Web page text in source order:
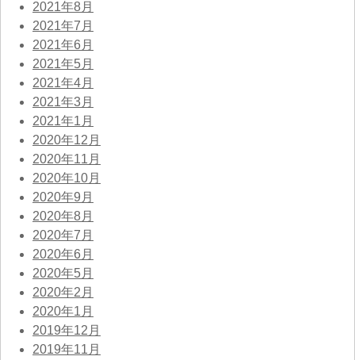
2021年8月
2021年7月
2021年6月
2021年5月
2021年4月
2021年3月
2021年1月
2020年12月
2020年11月
2020年10月
2020年9月
2020年8月
2020年7月
2020年6月
2020年5月
2020年2月
2020年1月
2019年12月
2019年11月